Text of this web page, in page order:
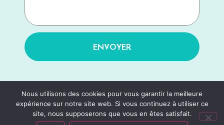
ENVOYER
Nous utilisons des cookies pour vous garantir la meilleure
expérience sur notre site web. Si vous continuez à utiliser ce
site, nous supposerons que vous en êtes satisfait.